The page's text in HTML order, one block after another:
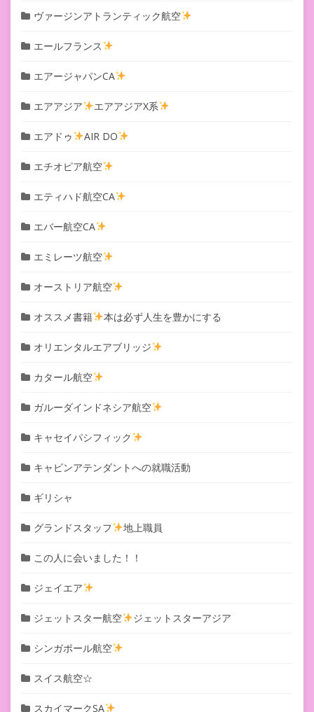
ヴァージンアトランティック航空
エールフランス
エアージャパンCA
エアアジア エアアジアX系
エアドゥ AIR DO
エチオピア航空
エティハド航空CA
エバー航空CA
エミレーツ航空
オーストリア航空
オススメ書籍 本は必ず人生を豊かにする
オリエンタルエアブリッジ
カタール航空
ガルーダインドネシア航空
キャセイパシフィック
キャビンアテンダントへの就職活動
ギリシャ
グランドスタッフ 地上職員
この人に会いました！！
ジェイエア
ジェットスター航空 ジェットスターアジア
シンガポール航空
スイス航空☆
スカイマークSA